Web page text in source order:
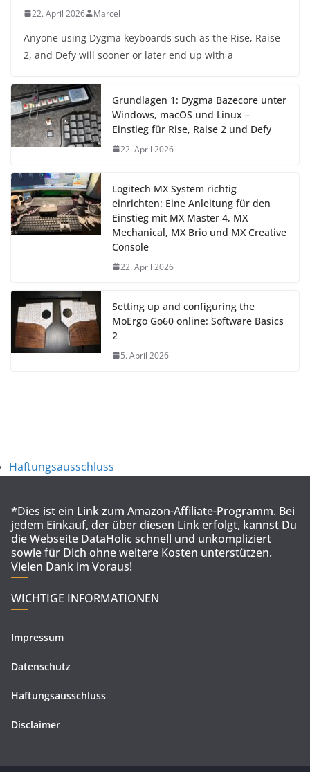
22. April 2026 Marcel
Anyone using Dygma keyboards such as the Rise, Raise
2, and Defy will sooner or later end up with a
Grundlagen 1: Dygma Bazecore unter
Windows, macOS und Linux –
Einstieg für Rise, Raise 2 und Defy
22. April 2026
Logitech MX System richtig
einrichten: Eine Anleitung für den
Einstieg mit MX Master 4, MX
Mechanical, MX Brio und MX Creative
Console
22. April 2026
Setting up and configuring the
MoErgo Go60 online: Software Basics
2
5. April 2026
Haftungsausschluss
*Dies ist ein Link zum Amazon-Affiliate-Programm. Bei
jedem Einkauf, der über diesen Link erfolgt, kannst Du
die Webseite DataHolic schnell und unkompliziert
sowie für Dich ohne weitere Kosten unterstützen.
Vielen Dank im Voraus!
WICHTIGE INFORMATIONEN
Impressum
Datenschutz
Haftungsausschluss
Disclaimer